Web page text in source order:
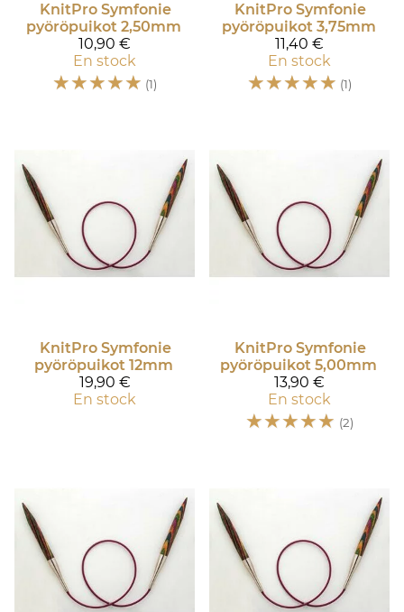
KnitPro Symfonie
pyöröpuikot 2,50mm
10,90 €
En stock
☆☆☆☆☆ (1)
KnitPro Symfonie
pyöröpuikot 3,75mm
11,40 €
En stock
☆☆☆☆☆ (1)
KnitPro Symfonie
pyöröpuikot 12mm
19,90 €
En stock
KnitPro Symfonie
pyöröpuikot 5,00mm
13,90 €
En stock
☆☆☆☆☆ (2)